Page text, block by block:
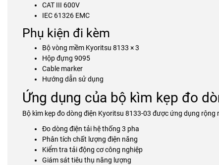
CAT III 600V
IEC 61326 EMC
Phụ kiện đi kèm
Bộ vòng mềm Kyoritsu 8133 × 3
Hộp đựng 9095
Cable marker
Hướng dẫn sử dụng
Ứng dụng của bộ kìm kẹp đo
Bộ kìm kẹp đo dòng điện Kyoritsu 8133-03 được ứng dụng rộng
Đo dòng điện tải hệ thống 3 pha
Phân tích chất lượng điện năng
Kiểm tra tải động cơ công nghiệp
Giám sát tiêu thụ năng lượng